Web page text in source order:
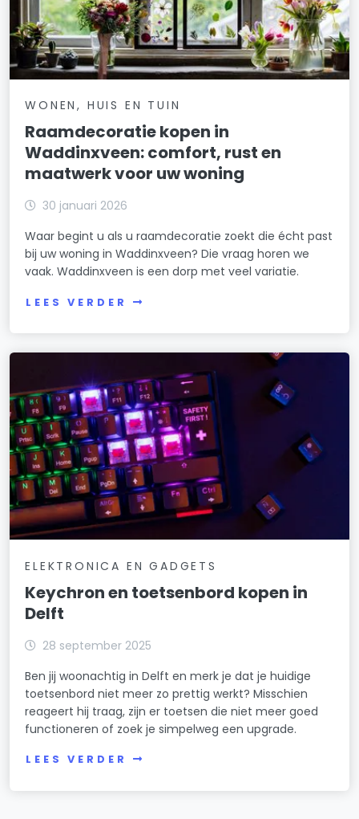
WONEN, HUIS EN TUIN
Raamdecoratie kopen in
Waddinxveen: comfort, rust en
maatwerk voor uw woning
30 januari 2026
Waar begint u als u raamdecoratie zoekt die écht past
bij uw woning in Waddinxveen? Die vraag horen we
vaak. Waddinxveen is een dorp met veel variatie.
LEES VERDER
ELEKTRONICA EN GADGETS
Keychron en toetsenbord kopen in
Delft
28 september 2025
Ben jij woonachtig in Delft en merk je dat je huidige
toetsenbord niet meer zo prettig werkt? Misschien
reageert hij traag, zijn er toetsen die niet meer goed
functioneren of zoek je simpelweg een upgrade.
LEES VERDER